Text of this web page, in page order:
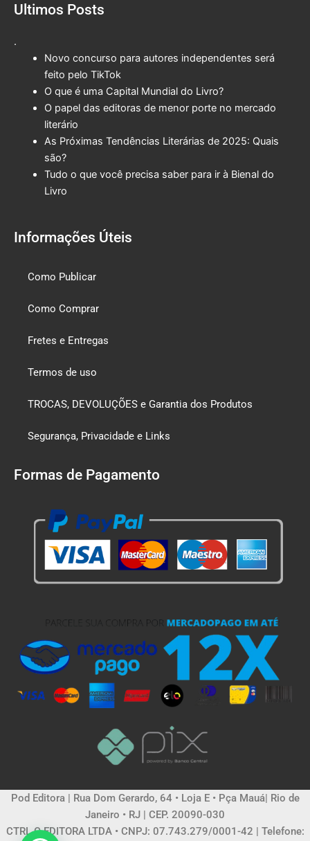
Ultimos Posts
.
Novo concurso para autores independentes será
feito pelo TikTok
O que é uma Capital Mundial do Livro?
O papel das editoras de menor porte no mercado
literário
As Próximas Tendências Literárias de 2025: Quais
são?
Tudo o que você precisa saber para ir à Bienal do
Livro
Informações Úteis
Como Publicar
Como Comprar
Fretes e Entregas
Termos de uso
TROCAS, DEVOLUÇÕES e Garantia dos Produtos
Segurança, Privacidade e Links
Formas de Pagamento
Pod Editora | Rua Dom Gerardo, 64 • Loja E • Pça Mauá| Rio de
Janeiro • RJ | CEP. 20090-030
CTRL C EDITORA LTDA • CNPJ: 07.743.279/0001-42 | Telefone: